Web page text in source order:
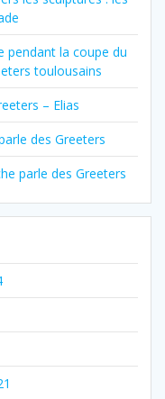
pendant la coupe du
toulousains
– Elias
des Greeters
parle des Greeters